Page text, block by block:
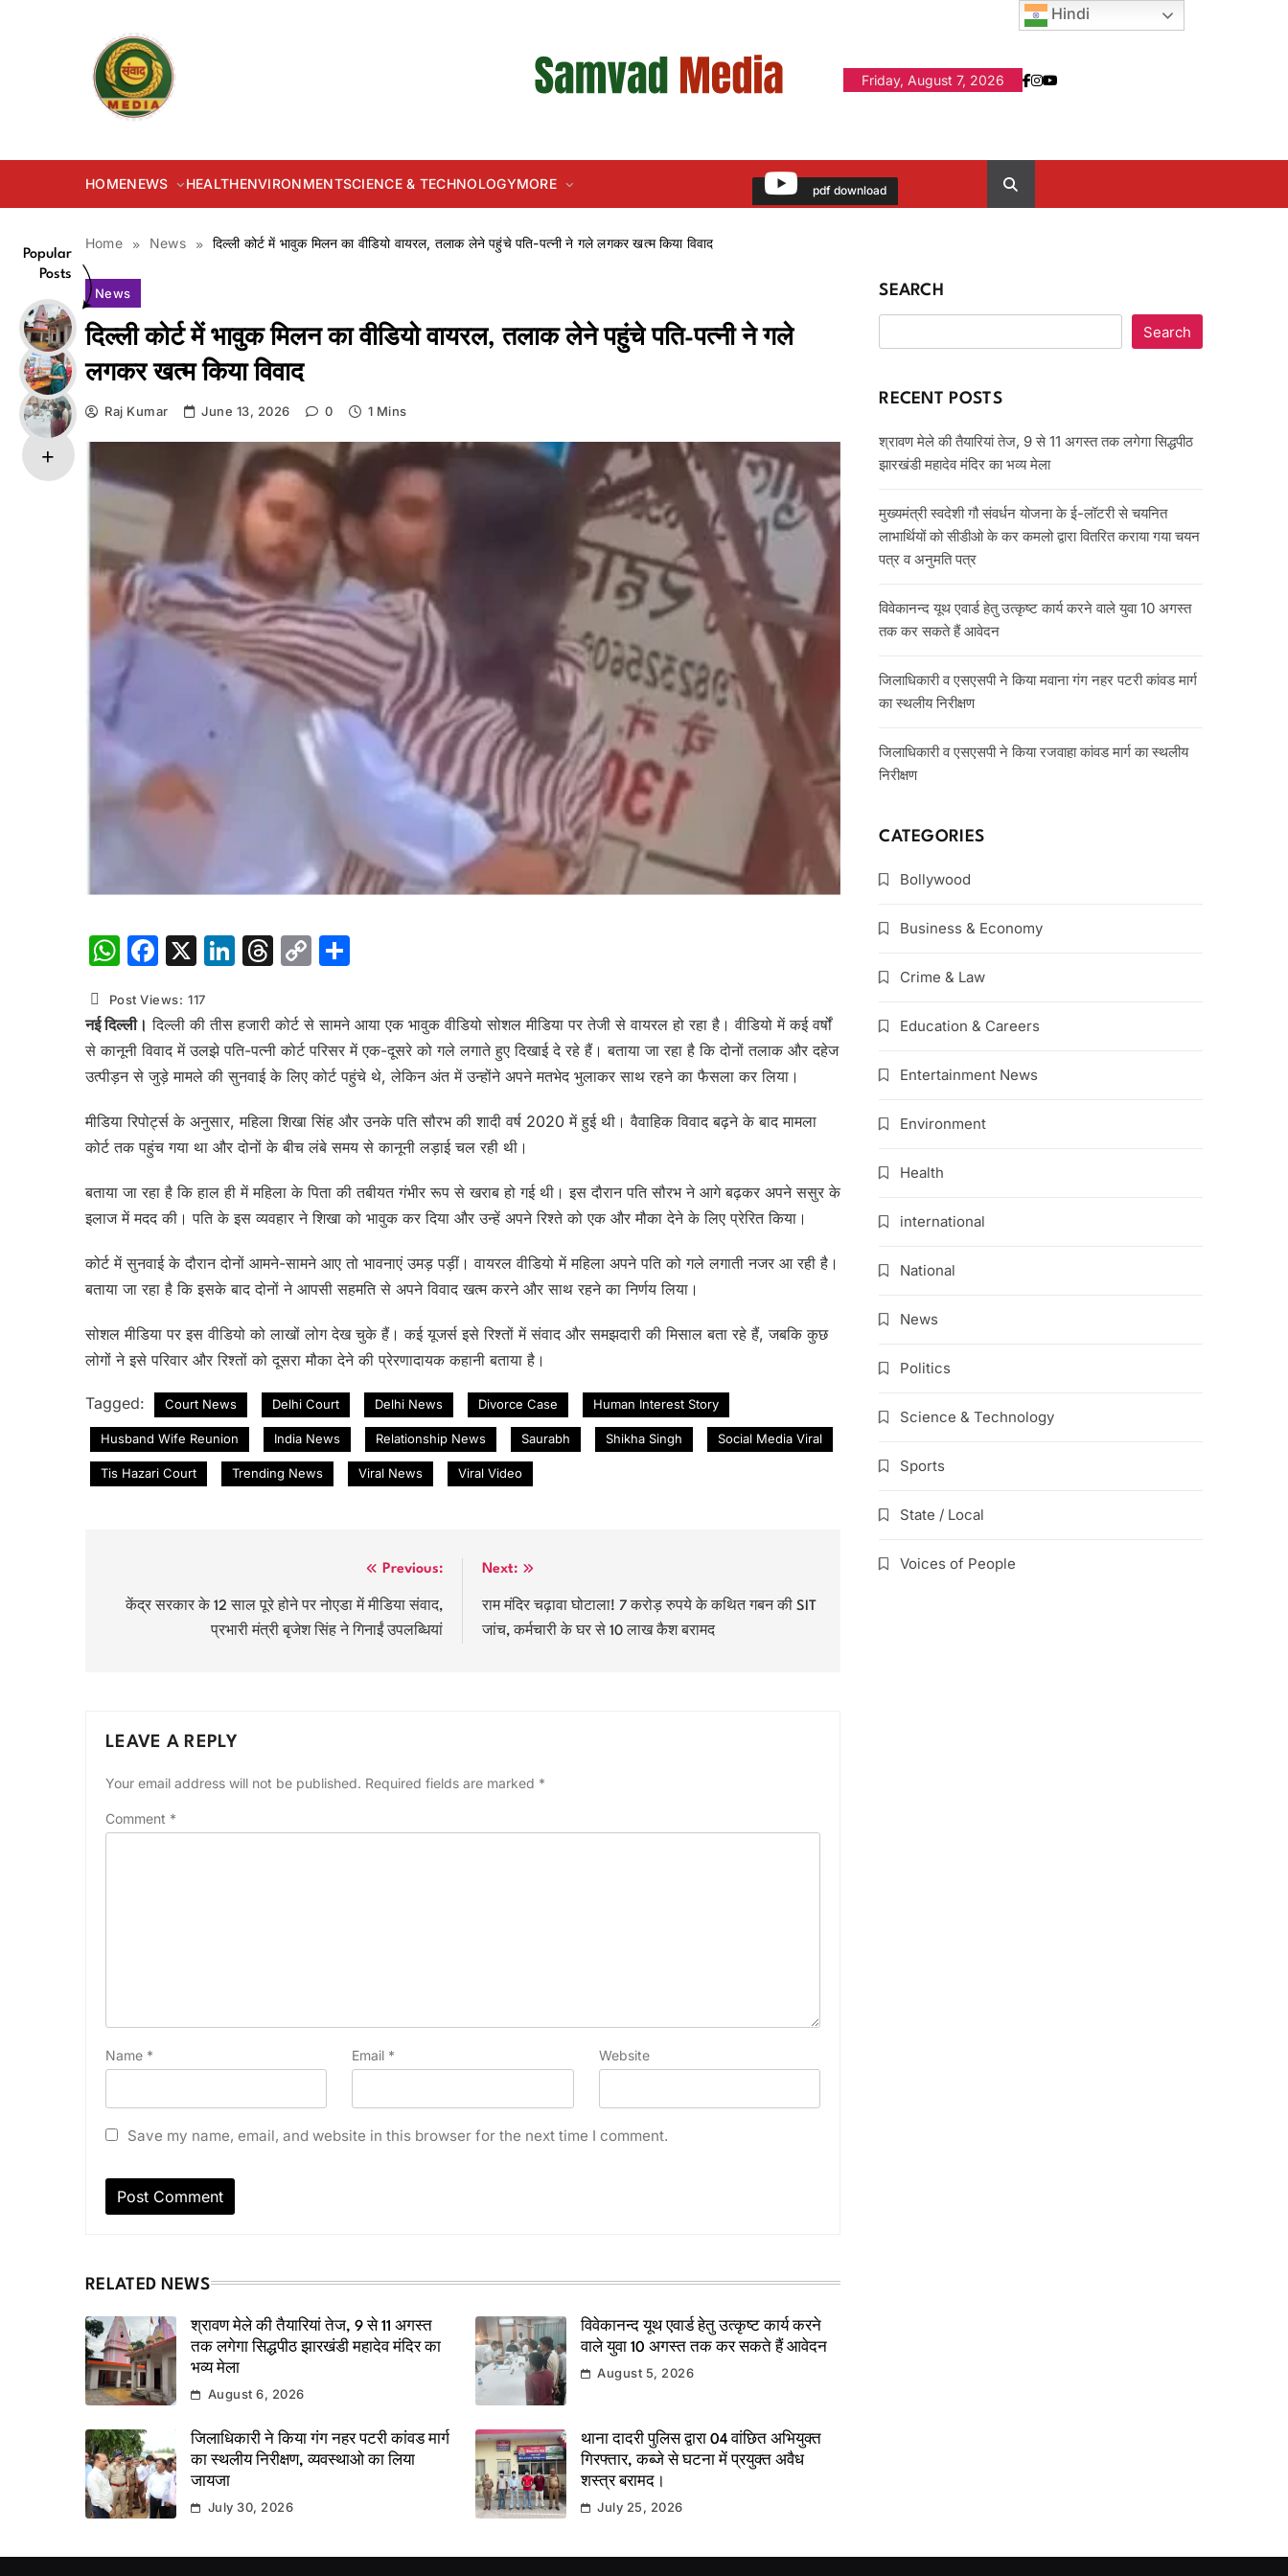
Friday, August 7, 2026
HOMENEWS HEALTHENVIRONMENTSCIENCE & TECHNOLOGYMORE pdf download
Home News दिल्ली कोर्ट में भावुक मिलन का वीडियो वायरल, तलाक लेने पहुंचे पति-पत्नी ने गले लगकर खत्म किया विवाद
Popular
Posts
News
दिल्ली कोर्ट में भावुक मिलन का वीडियो वायरल, तलाक लेने पहुंचे पति-पत्नी ने गले
लगकर खत्म किया विवाद
Raj Kumar June 13, 2026 0 1 Mins
WhatsApp
Facebook
X LinkedIn
Threads
Copy
Post Views: 117
नई दिल्ली। दिल्ली की तीस हजारी कोर्ट से सामने आया एक भावुक वीडियो सोशल मीडिया पर तेजी से वायरल हो रहा है। वीडियो में कई वर्षों
से कानूनी विवाद में उलझे पति-पत्नी कोर्ट परिसर में एक-दूसरे को गले लगाते हुए दिखाई दे रहे हैं। बताया जा रहा है कि दोनों तलाक और दहेज
उत्पीड़न से जुड़े मामले की सुनवाई के लिए कोर्ट पहुंचे थे, लेकिन अंत में उन्होंने अपने मतभेद भुलाकर साथ रहने का फैसला कर लिया।
मीडिया रिपोर्ट्स के अनुसार, महिला शिखा सिंह और उनके पति सौरभ की शादी वर्ष 2020 में हुई थी। वैवाहिक विवाद बढ़ने के बाद मामला
कोर्ट तक पहुंच गया था और दोनों के बीच लंबे समय से कानूनी लड़ाई चल रही थी।
बताया जा रहा है कि हाल ही में महिला के पिता की तबीयत गंभीर रूप से खराब हो गई थी। इस दौरान पति सौरभ ने आगे बढ़कर अपने ससुर के
इलाज में मदद की। पति के इस व्यवहार ने शिखा को भावुक कर दिया और उन्हें अपने रिश्ते को एक और मौका देने के लिए प्रेरित किया।
कोर्ट में सुनवाई के दौरान दोनों आमने-सामने आए तो भावनाएं उमड़ पड़ीं। वायरल वीडियो में महिला अपने पति को गले लगाती नजर आ रही है।
बताया जा रहा है कि इसके बाद दोनों ने आपसी सहमति से अपने विवाद खत्म करने और साथ रहने का निर्णय लिया।
सोशल मीडिया पर इस वीडियो को लाखों लोग देख चुके हैं। कई यूजर्स इसे रिश्तों में संवाद और समझदारी की मिसाल बता रहे हैं, जबकि कुछ
लोगों ने इसे परिवार और रिश्तों को दूसरा मौका देने की प्रेरणादायक कहानी बताया है।
Tagged: Court News Delhi Court Delhi News Divorce Case Human Interest Story
Husband Wife Reunion India News Relationship News Saurabh Shikha Singh Social Media Viral
Tis Hazari Court Trending News Viral News Viral Video
navigation
Previous:
केंद्र सरकार के 12 साल पूरे होने पर नोएडा में मीडिया संवाद,
प्रभारी मंत्री बृजेश सिंह ने गिनाईं उपलब्धियां
Next:
राम मंदिर चढ़ावा घोटाला! 7 करोड़ रुपये के कथित गबन की SIT
जांच, कर्मचारी के घर से 10 लाख कैश बरामद
LEAVE A REPLY
Your email address will not be published. Required fields are marked *
Comment *
Name * Email * Website
Save my name, email, and website in this browser for the next time I comment.
RELATED NEWS
श्रावण मेले की तैयारियां तेज, 9 से 11 अगस्त
तक लगेगा सिद्धपीठ झारखंडी महादेव मंदिर का
भव्य मेला
August 6, 2026
विवेकानन्द यूथ एवार्ड हेतु उत्कृष्ट कार्य करने
वाले युवा 10 अगस्त तक कर सकते हैं आवेदन
August 5, 2026
जिलाधिकारी ने किया गंग नहर पटरी कांवड मार्ग
का स्थलीय निरीक्षण, व्यवस्थाओ का लिया
जायजा
July 30, 2026
थाना दादरी पुलिस द्वारा 04 वांछित अभियुक्त
गिरफ्तार, कब्जे से घटना में प्रयुक्त अवैध
शस्त्र बरामद।
July 25, 2026
SEARCH
Search
RECENT POSTS
श्रावण मेले की तैयारियां तेज, 9 से 11 अगस्त तक लगेगा सिद्धपीठ
झारखंडी महादेव मंदिर का भव्य मेला
मुख्यमंत्री स्वदेशी गौ संवर्धन योजना के ई-लॉटरी से चयनित
लाभार्थियों को सीडीओ के कर कमलो द्वारा वितरित कराया गया चयन
पत्र व अनुमति पत्र
विवेकानन्द यूथ एवार्ड हेतु उत्कृष्ट कार्य करने वाले युवा 10 अगस्त
तक कर सकते हैं आवेदन
जिलाधिकारी व एसएसपी ने किया मवाना गंग नहर पटरी कांवड मार्ग
का स्थलीय निरीक्षण
जिलाधिकारी व एसएसपी ने किया रजवाहा कांवड मार्ग का स्थलीय
निरीक्षण
CATEGORIES
Bollywood
Business & Economy
Crime & Law
Education & Careers
Entertainment News
Environment
Health
international
National
News
Politics
Science & Technology
Sports
State / Local
Voices of People
Hindi